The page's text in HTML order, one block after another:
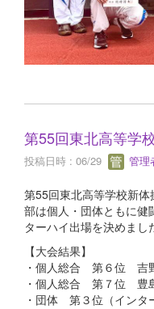
第55回東北高等学
投稿日時 : 06/29 管理
第55回東北高等学校新
部は個人・団体ともに健
ターハイ出場を決めまし
【大会結果】
・個人総合 第６位 吉
・個人総合 第７位 豊
・団体 第３位（インタ